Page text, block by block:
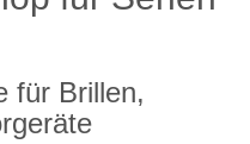
für Brillen,